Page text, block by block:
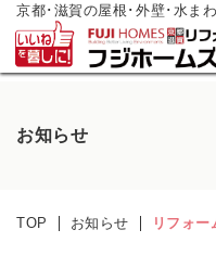
京都･滋賀の屋根･外壁･水ま
お
営業時間
お知らせ
TOP お知らせ リフォ